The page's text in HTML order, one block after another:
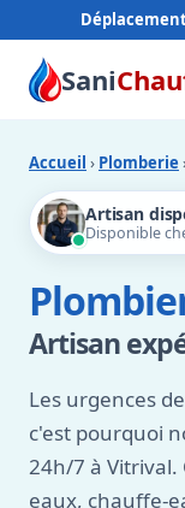
Sani
Accueil › Plomberie
Artisan
Disponible
Artisan
Les urgences
c'est pourquoi
24h/7 à Vitrival.
eaux, chauffe-